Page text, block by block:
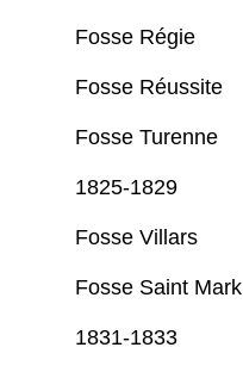
Fosse Régie
Fosse Réussite
Fosse Turenne
1825-1829
Fosse Villars
Fosse Saint Mark
1831-1833